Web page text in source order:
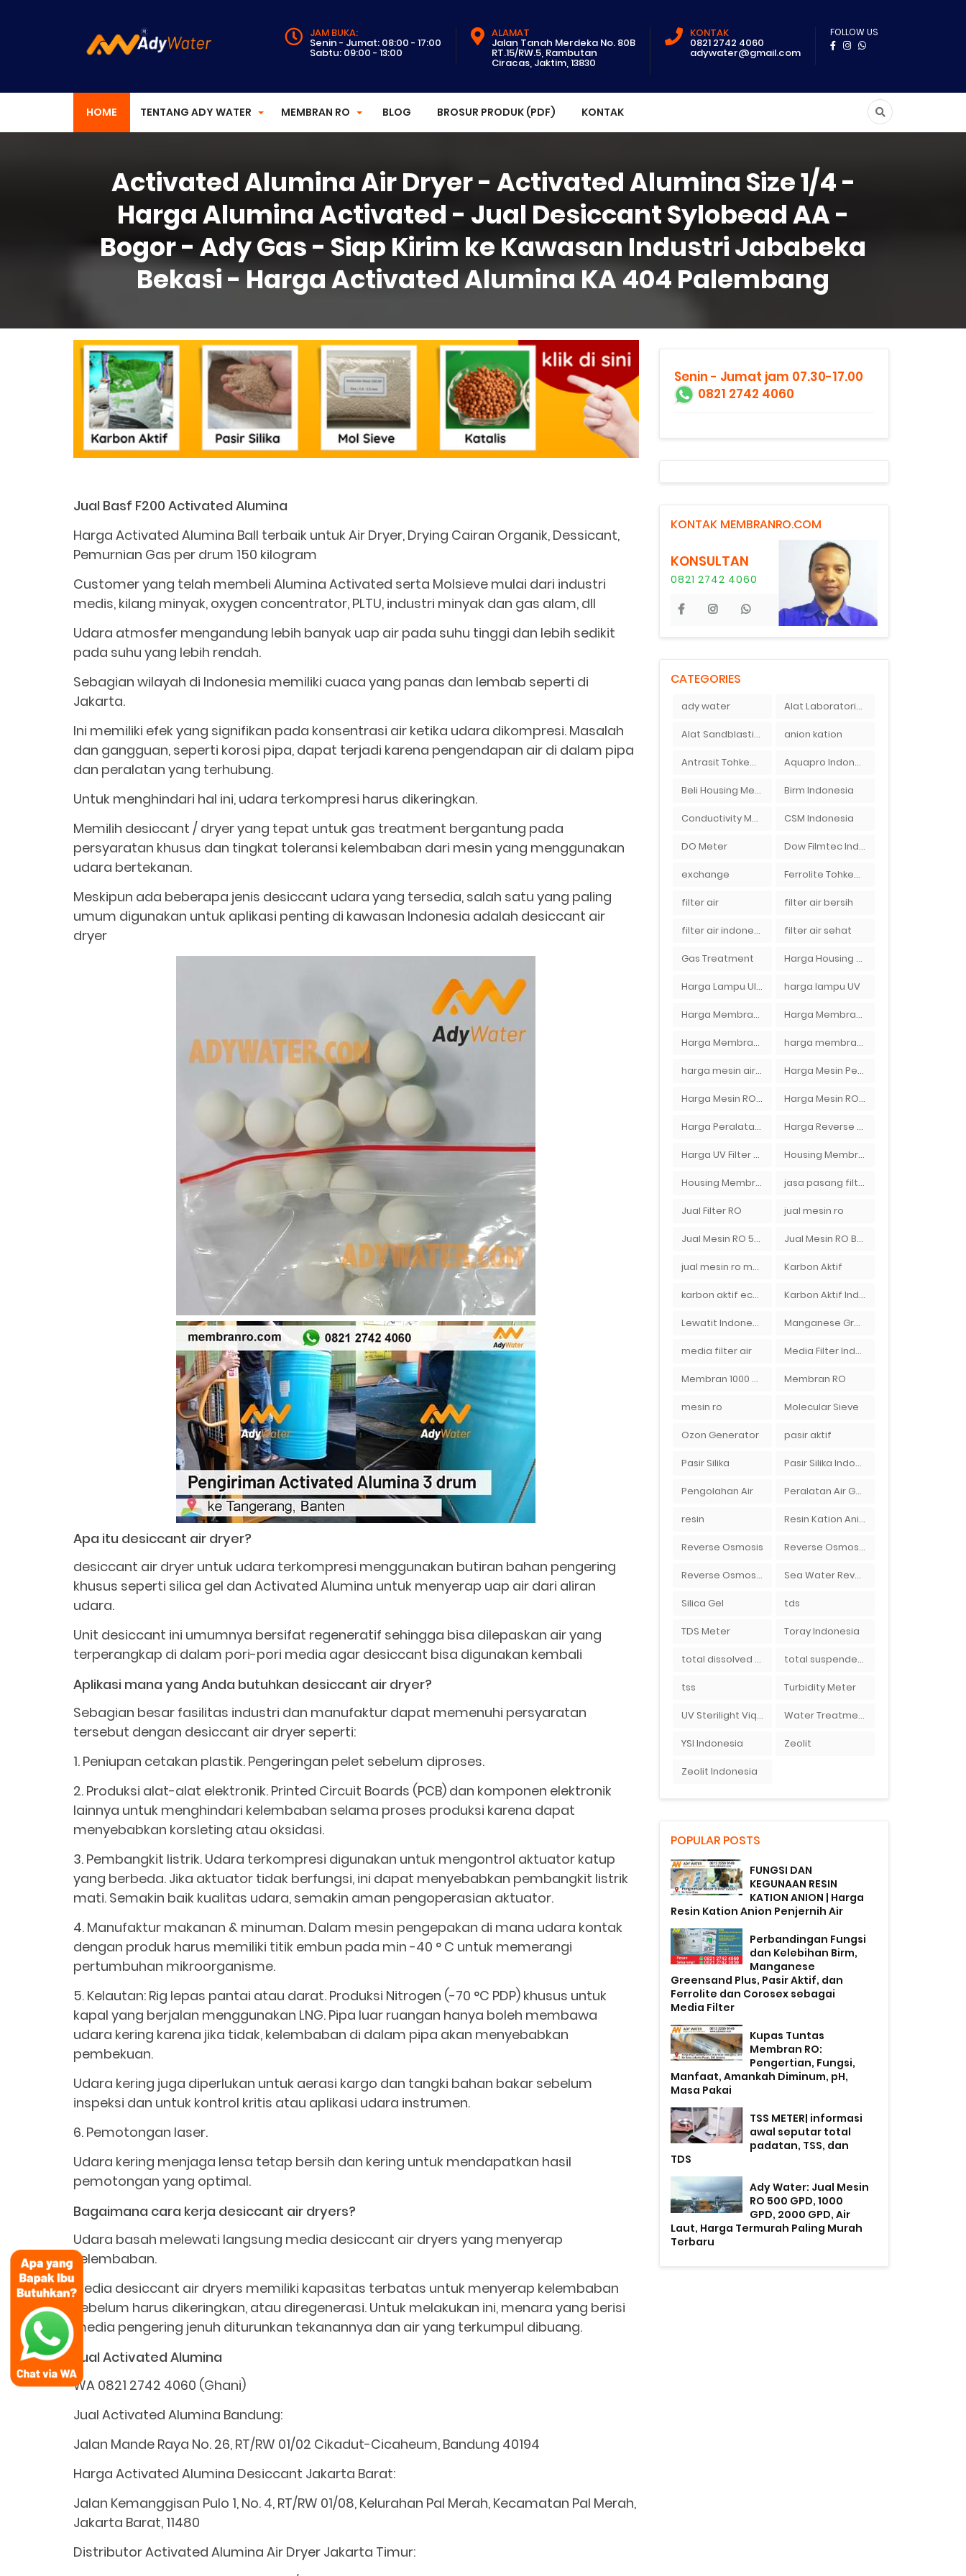
JAM BUKA:
Senin - Jumat: 08:00 - 17:00
Sabtu: 09:00 - 13:00
ALAMAT
Jalan Tanah Merdeka No. 80B
RT.15/RW.5, Rambutan
Ciracas, Jaktim, 13830
KONTAK
0821 2742 4060
adywater@gmail.com
FOLLOW US
HOME TENTANG ADY WATER MEMBRAN RO BLOG BROSUR PRODUK (PDF) KONTAK
Activated Alumina Air Dryer - Activated Alumina Size 1/4 -
Harga Alumina Activated - Jual Desiccant Sylobead AA -
Bogor - Ady Gas - Siap Kirim ke Kawasan Industri Jababeka
Bekasi - Harga Activated Alumina KA 404 Palembang
Jual Basf F200 Activated Alumina
Harga Activated Alumina Ball terbaik untuk Air Dryer, Drying Cairan Organik, Dessicant,
Pemurnian Gas per drum 150 kilogram
Customer yang telah membeli Alumina Activated serta Molsieve mulai dari industri
medis, kilang minyak, oxygen concentrator, PLTU, industri minyak dan gas alam, dll
Udara atmosfer mengandung lebih banyak uap air pada suhu tinggi dan lebih sedikit
pada suhu yang lebih rendah.
Sebagian wilayah di Indonesia memiliki cuaca yang panas dan lembab seperti di
Jakarta.
Ini memiliki efek yang signifikan pada konsentrasi air ketika udara dikompresi. Masalah
dan gangguan, seperti korosi pipa, dapat terjadi karena pengendapan air di dalam pipa
dan peralatan yang terhubung.
Untuk menghindari hal ini, udara terkompresi harus dikeringkan.
Memilih desiccant / dryer yang tepat untuk gas treatment bergantung pada
persyaratan khusus dan tingkat toleransi kelembaban dari mesin yang menggunakan
udara bertekanan.
Meskipun ada beberapa jenis desiccant udara yang tersedia, salah satu yang paling
umum digunakan untuk aplikasi penting di kawasan Indonesia adalah desiccant air
dryer
Apa itu desiccant air dryer?
desiccant air dryer untuk udara terkompresi menggunakan butiran bahan pengering
khusus seperti silica gel dan Activated Alumina untuk menyerap uap air dari aliran
udara.
Unit desiccant ini umumnya bersifat regeneratif sehingga bisa dilepaskan air yang
terperangkap di dalam pori-pori media agar desiccant bisa digunakan kembali
Aplikasi mana yang Anda butuhkan desiccant air dryer?
Sebagian besar fasilitas industri dan manufaktur dapat memenuhi persyaratan
tersebut dengan desiccant air dryer seperti:
1. Peniupan cetakan plastik. Pengeringan pelet sebelum diproses.
2. Produksi alat-alat elektronik. Printed Circuit Boards (PCB) dan komponen elektronik
lainnya untuk menghindari kelembaban selama proses produksi karena dapat
menyebabkan korsleting atau oksidasi.
3. Pembangkit listrik. Udara terkompresi digunakan untuk mengontrol aktuator katup
yang berbeda. Jika aktuator tidak berfungsi, ini dapat menyebabkan pembangkit listrik
mati. Semakin baik kualitas udara, semakin aman pengoperasian aktuator.
4. Manufaktur makanan & minuman. Dalam mesin pengepakan di mana udara kontak
dengan produk harus memiliki titik embun pada min -40 ° C untuk memerangi
pertumbuhan mikroorganisme.
5. Kelautan: Rig lepas pantai atau darat. Produksi Nitrogen (-70 °C PDP) khusus untuk
kapal yang berjalan menggunakan LNG. Pipa luar ruangan hanya boleh membawa
udara kering karena jika tidak, kelembaban di dalam pipa akan menyebabkan
pembekuan.
Udara kering juga diperlukan untuk aerasi kargo dan tangki bahan bakar sebelum
inspeksi dan untuk kontrol kritis atau aplikasi udara instrumen.
6. Pemotongan laser.
Udara kering menjaga lensa tetap bersih dan kering untuk mendapatkan hasil
pemotongan yang optimal.
Bagaimana cara kerja desiccant air dryers?
Udara basah melewati langsung media desiccant air dryers yang menyerap
kelembaban.
Media desiccant air dryers memiliki kapasitas terbatas untuk menyerap kelembaban
sebelum harus dikeringkan, atau diregenerasi. Untuk melakukan ini, menara yang berisi
media pengering jenuh diturunkan tekanannya dan air yang terkumpul dibuang.
Jual Activated Alumina
WA 0821 2742 4060 (Ghani)
Jual Activated Alumina Bandung:
Jalan Mande Raya No. 26, RT/RW 01/02 Cikadut-Cicaheum, Bandung 40194
Harga Activated Alumina Desiccant Jakarta Barat:
Jalan Kemanggisan Pulo 1, No. 4, RT/RW 01/08, Kelurahan Pal Merah, Kecamatan Pal Merah,
Jakarta Barat, 11480
Distributor Activated Alumina Air Dryer Jakarta Timur:
Senin - Jumat jam 07.30-17.00
0821 2742 4060
KONTAK MEMBRANRO.COM
KONSULTAN
0821 2742 4060
CATEGORIES
ady water Alat Laboratorium Indonesia
Alat Sandblasting Kaca anion kation
Antrasit Tohkemy Jepang Indonesia Aquapro Indonesia
Beli Housing Membran Birm Indonesia
Conductivity Meter CSM Indonesia
DO Meter Dow Filmtec Indonesia
exchange Ferrolite Tohkemy Jepang Indonesia
filter air filter air bersih
filter air indonesia filter air sehat
Gas Treatment Harga Housing Membran RO 2000 GPD
Harga Lampu Ultraviolet Depot Air Isi Ulang harga lampu UV
Harga Membran Air Galon Harga Membran Kantor
Harga Membran RO 100 gpd harga membran ro 1000 gpd
harga mesin air ro Harga Mesin Pengisi Air Galon
Harga Mesin RO 2000 GPD Harga Mesin RO 500 GPD
Harga Peralatan RO Harga Reverse Osmosis di Semarang
Harga UV Filter Air Housing Membran
Housing Membran RO jasa pasang filter air
Jual Filter RO jual mesin ro
Jual Mesin RO 500 gpd 1 Membran Jual Mesin RO Bekas di Medan
jual mesin ro murah semarang Karbon Aktif
karbon aktif eceran Karbon Aktif Indonesia
Lewatit Indonesia Manganese Greensand Plus
media filter air Media Filter Indonesia
Membran 1000 GPD Membran RO
mesin ro Molecular Sieve
Ozon Generator pasir aktif
Pasir Silika Pasir Silika Indonesia
Pengolahan Air Peralatan Air Galon RO Palembang
resin Resin Kation Anion
Reverse Osmosis Reverse Osmosis Micron
Reverse Osmosis Surabaya Sea Water Reverse Osmosis
Silica Gel tds
TDS Meter Toray Indonesia
total dissolved solid total suspended solid
tss Turbidity Meter
UV Sterilight Viqua Water Treatment
YSI Indonesia Zeolit
Zeolit Indonesia
POPULAR POSTS
FUNGSI DAN
KEGUNAAN RESIN
KATION ANION | Harga
Resin Kation Anion Penjernih Air
Perbandingan Fungsi
dan Kelebihan Birm,
Manganese
Greensand Plus, Pasir Aktif, dan
Ferrolite dan Corosex sebagai
Media Filter
Kupas Tuntas
Membran RO:
Pengertian, Fungsi,
Manfaat, Amankah Diminum, pH,
Masa Pakai
TSS METER| informasi
awal seputar total
padatan, TSS, dan
TDS
Ady Water: Jual Mesin
RO 500 GPD, 1000
GPD, 2000 GPD, Air
Laut, Harga Termurah Paling Murah
Terbaru